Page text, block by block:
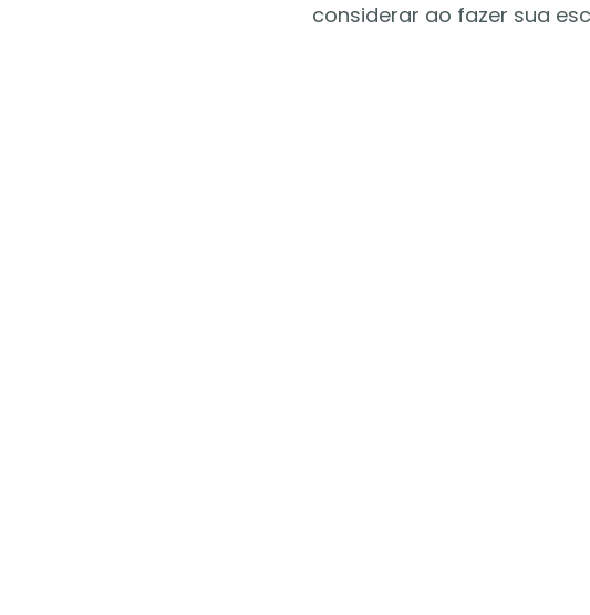
considerar ao fazer sua